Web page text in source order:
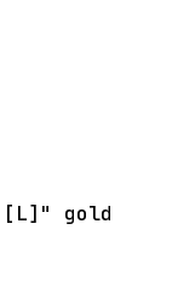
[L]" gold